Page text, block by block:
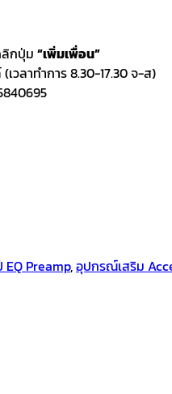
กปุ่ม “เพิ่มเพื่อน”
วลาทำการ 8.30-17.30 จ-ส)
EQ Preamp,อุปกรณ์เสริม